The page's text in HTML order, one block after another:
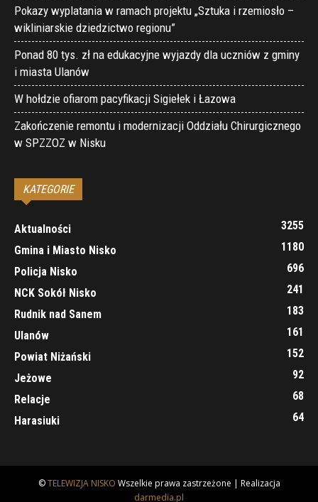
Pokazy wyplatania w ramach projektu „Sztuka i rzemiosło –
wikliniarskie dziedzictwo regionu”
Ponad 80 tys. zł na edukacyjne wyjazdy dla uczniów z gminy
i miasta Ulanów
W hołdzie ofiarom pacyfikacji Sigiełek i Łazowa
Zakończenie remontu i modernizacji Oddziału Chirurgicznego
w SPZZOZ w Nisku
KATEGORIE
Aktualności
3255
Gmina i Miasto Nisko
1180
Policja Nisko
696
NCK Sokół Nisko
241
Rudnik nad Sanem
183
Ulanów
161
Powiat Niżański
152
Jeżowe
92
Relacje
68
Harasiuki
64
©TELEWIZJA NISKO Wszelkie prawa zastrzeżone | Realizacja
darmedia.pl